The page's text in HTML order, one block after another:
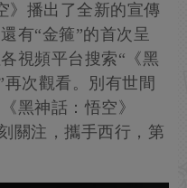
》播出了全新的宣傳
有“金箍”的首次呈
視頻平台搜索“《黑
再次觀看。別有世間
黑神話：悟空》
關注，攜手西行，第